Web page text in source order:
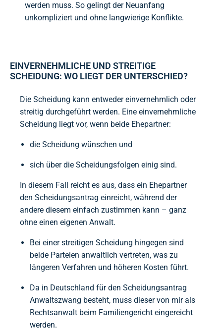
werden muss. So gelingt der Neuanfang
unkompliziert und ohne langwierige Konflikte.
EINVERNEHMLICHE UND STREITIGE
SCHEIDUNG: WO LIEGT DER UNTERSCHIED?
Die Scheidung kann entweder einvernehmlich oder
streitig durchgeführt werden. Eine einvernehmliche
Scheidung liegt vor, wenn beide Ehepartner:
die Scheidung wünschen und
sich über die Scheidungsfolgen einig sind.
In diesem Fall reicht es aus, dass ein Ehepartner
den Scheidungsantrag einreicht, während der
andere diesem einfach zustimmen kann – ganz
ohne einen eigenen Anwalt.
Bei einer streitigen Scheidung hingegen sind
beide Parteien anwaltlich vertreten, was zu
längeren Verfahren und höheren Kosten führt.
Da in Deutschland für den Scheidungsantrag
Anwaltszwang besteht, muss dieser von mir als
Rechtsanwalt beim Familiengericht eingereicht
werden.